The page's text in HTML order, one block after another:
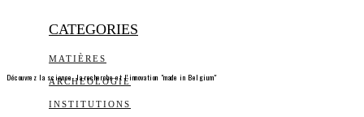
CATEGORIES
MATIÈRES
ARCHEOLOGIE
INSTITUTIONS
Découvrez la science, la recherche et l’innovation "made in Belgium"